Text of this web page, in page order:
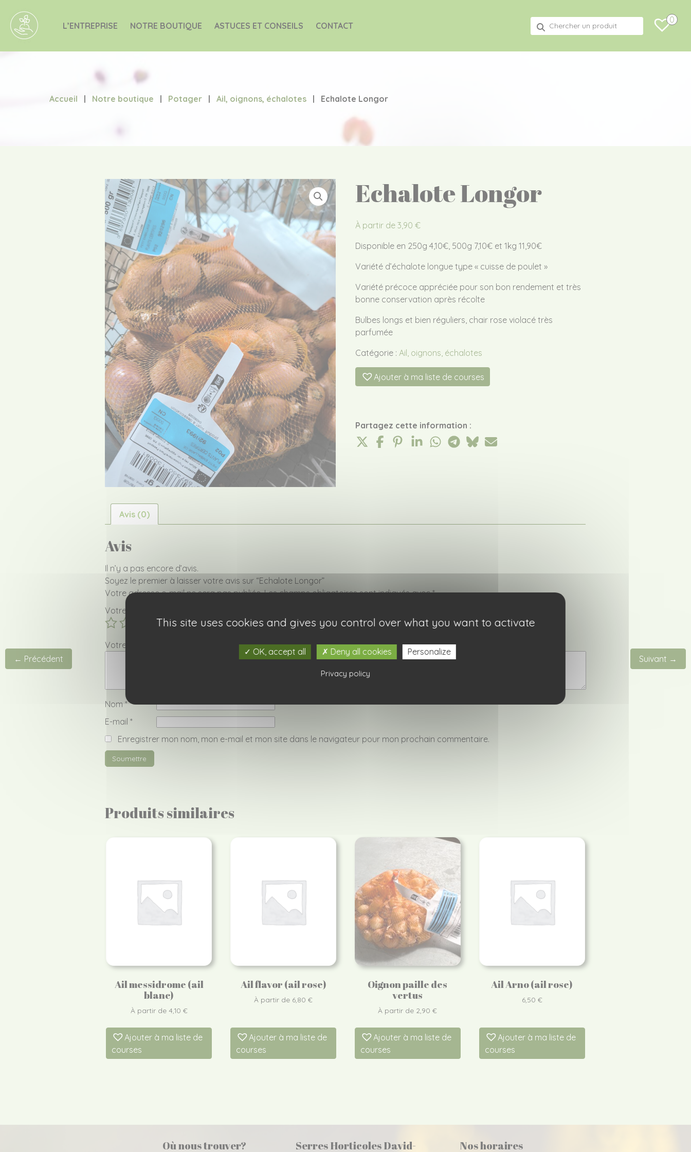
L’ENTREPRISE NOTRE BOUTIQUE ASTUCES ET CONSEILS CONTACT
Recherche
pour :
0
Accueil | Notre boutique | Potager | Ail, oignons, échalotes | Echalote Longor
← Précédent Suivant →
Echalote Longor
À partir de 3,90 €
Disponible en 250g 4,10€, 500g 7,10€ et 1kg 11,90€
Variété d’échalote longue type « cuisse de poulet »
Variété précoce appréciée pour son bon rendement et très
bonne conservation après récolte
Bulbes longs et bien réguliers, chair rose violacé très
parfumée
Catégorie : Ail, oignons, échalotes
Ajouter à ma liste de courses
Partagez cette information :
Avis (0)
Avis
Il n’y a pas encore d’avis.
Soyez le premier à laisser votre avis sur “Echalote Longor”
Votre adresse e-mail ne sera pas publiée. Les champs obligatoires sont indiqués avec*
Votre note
Votre avis
Nom *
E-mail *
Enregistrer mon nom, mon e-mail et mon site dans le navigateur pour mon prochain commentaire.
Produits similaires
Ail messidrome (ail
blanc)
À partir de 4,10 €
Ajouter à ma liste de
courses
Ail flavor (ail rose)
À partir de 6,80€
Ajouter à ma liste de
courses
Oignon paille des
vertus
À partir de 2,90€
Ajouter à ma liste de
courses
Ail Arno (ail rose)
6,50 €
Ajouter à ma liste de
courses
Où nous trouver?
Serres Horticoles David-
Nos horaires
This site uses cookies and gives you control over what you want to activate
OK, accept all Deny all cookies Personalize
Privacy policy